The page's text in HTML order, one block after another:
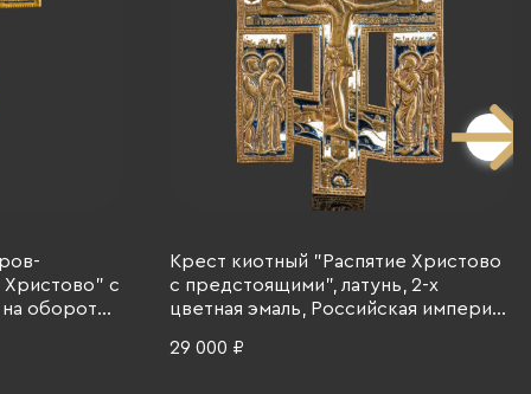
Христово" с
обороте
1850-
Крест киотный "Распятие Христово
с предстоящими", латунь, 2-х
цветная эмаль, Российская империя,
29 000 ₽